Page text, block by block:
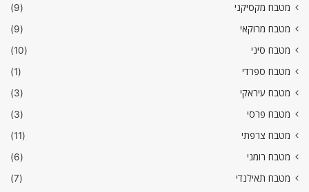
מטבח מקסיקני
(9)
מטבח מרוקאי
(9)
מטבח סיני
(10)
מטבח ספרדי
(1)
מטבח עיראקי
(3)
מטבח פרסי
(3)
מטבח צרפתי
(11)
מטבח רומני
(6)
מטבח תאילנדי
(7)